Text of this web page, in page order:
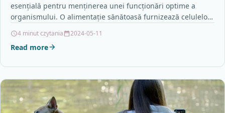
esențială pentru menținerea unei funcționări optime a
organismului. O alimentație sănătoasă furnizează celulelor
4 minut czytania 2024-05-11
Read more